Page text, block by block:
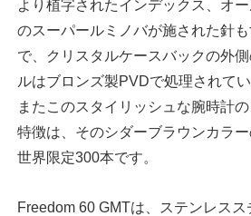
より植字されたインデックス、オ
のスーパールミノバが施された針
で、クリスタルケースバックの外
ルはブロンズ製PVDで処理されてい
またこのスタイリッシュな腕時計
特徴は、そのシダーブラウンカラー
世界限定300本です。
Freedom 60 GMTは、ステンレス